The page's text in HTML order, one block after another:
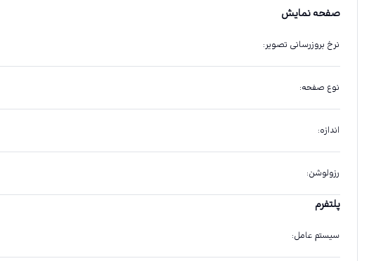
صفحه نمایش
نرخ بروزرسانی تصویر:
نوع صفحه:
اندازه:
رزولوشن:
پلتفرم
سیستم عامل: